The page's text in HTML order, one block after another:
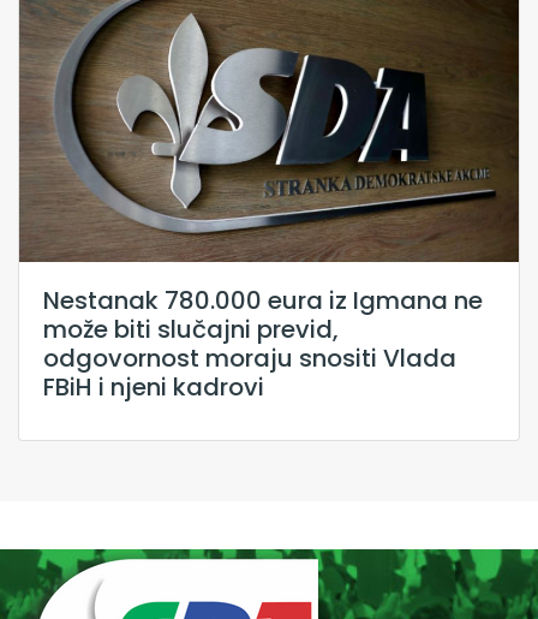
Nestanak 780.000 eura iz Igmana ne
može biti slučajni previd,
odgovornost moraju snositi Vlada
FBiH i njeni kadrovi